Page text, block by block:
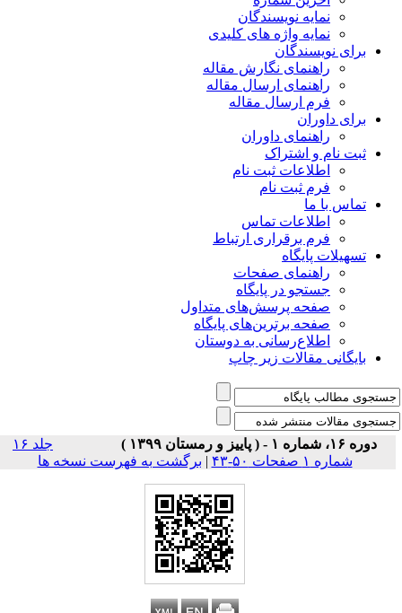
نمایه نویسندگان
نمایه واژه های کلیدی
برای نویسندگان
راهنمای نگارش مقاله
راهنمای ارسال مقاله
فرم ارسال مقاله
برای داوران
راهنمای داوران
ثبت نام و اشتراک
اطلاعات ثبت نام
فرم ثبت نام
تماس با ما
اطلاعات تماس
فرم برقراری ارتباط
تسهیلات پایگاه
راهنمای صفحات
جستجو در پایگاه
صفحه پرسش‌های متداول
صفحه برترین‌های پایگاه
اطلاع‌رسانی به دوستان
بایگانی مقالات زیر چاپ
دوره ۱۶، شماره ۱ - ( پاییز و رمستان ۱۳۹۹ )
جلد ۱۶
شماره ۱ صفحات ۵۰-۴۳
|برگشت به فهرست نسخه ها